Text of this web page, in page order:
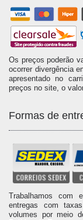
Os preços poderão
ocorrer divergência
apresentado no
preços no site, o
Formas de
Trabalhamos com
entregas com
volumes por meio